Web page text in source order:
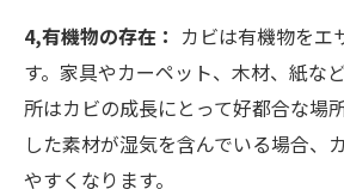
4,有機物の存在： カビは有機物をエ
す。家具やカーペット、木材、紙な
所はカビの成長にとって好都合な場
した素材が湿気を含んでいる場合、
やすくなります。